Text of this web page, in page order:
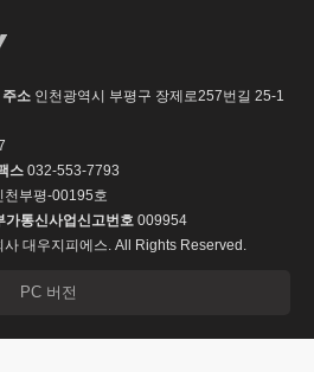
주소 인천광역시 부평구 장제로257번길 25-1
스 032-553-7793
천부평-00195호
가통신사업신고번호 009954
대우지피에스. All Rights Reserved.
PC 버전